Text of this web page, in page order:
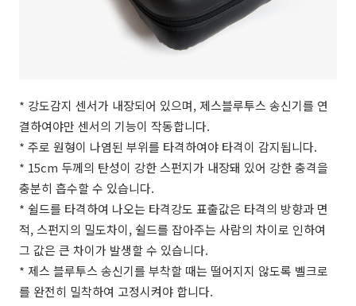
* 강도감지 센서가 내장되어 있으며, 제스블루투스 송신기를 연
결하여야만 센서의 기능이 작동합니다.
* 주로 원형이 나염된 부위를 타격하여야 타격이 감지됩니다.
* 15cm 두께의 탄성이 강한 스펀지가 내장돼 있어 강한 충격을
충분히 흡수할 수 있습니다.
* 쉴드를 타격하여 나오는 타격강도 표출값은 타격의 방향과 면
적, 스펀지의 밀도차이, 쉴드를 잡아주는 사람의 차이로 인하여
그 값은 큰 차이가 발생할 수 있습니다.
* 제스 블루투스 송신기를 부착할 때는 떨어지지 않도록 벨크로
를 완전히 밀착하여 고정시켜야 합니다.